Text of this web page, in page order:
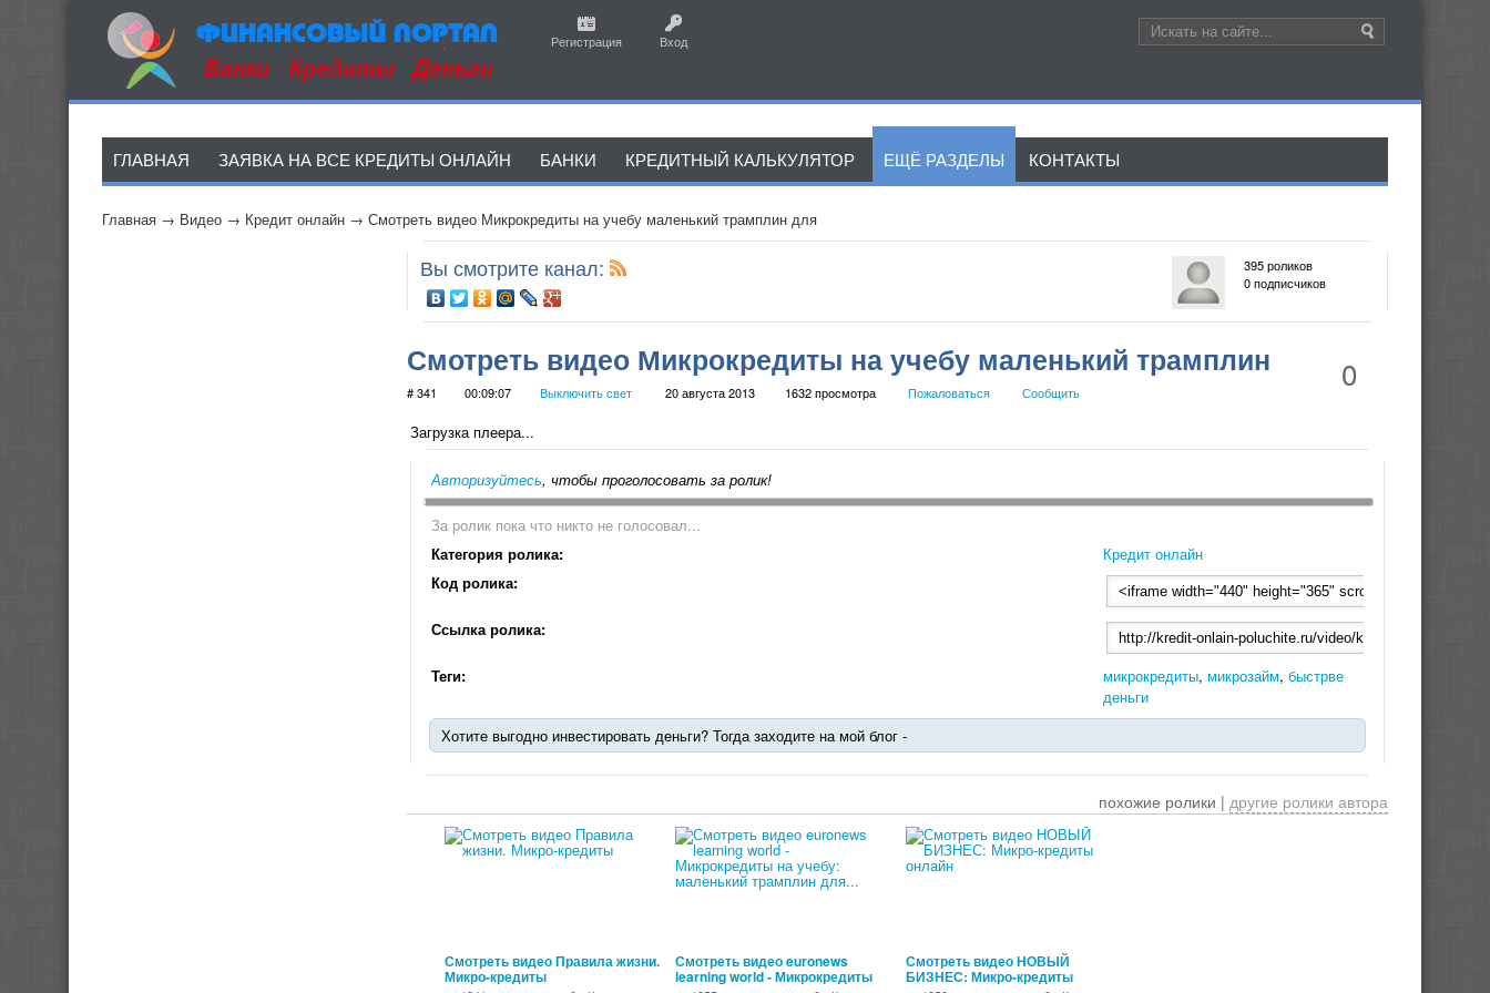
Регистрация Вход
ГЛАВНАЯ ЗАЯВКА НА ВСЕ КРЕДИТЫ ОНЛАЙН БАНКИ КРЕДИТНЫЙ КАЛЬКУЛЯТОР ЕЩЁ РАЗДЕЛЫ КОНТАКТЫ
Главная → Видео → Кредит онлайн → Смотреть видео Микрокредиты на учебу маленький трамплин для
Вы смотрите канал:
395 роликов
0 подписчиков
0
Смотреть видео Микрокредиты на учебу маленький трамплин
для
# 341 00:09:07 Выключить свет 20 августа 2013 1632 просмотра Пожаловаться Сообщить
Загрузка плеера...
Авторизуйтесь, чтобы проголосовать за ролик!
За ролик пока что никто не голосовал...
Категория ролика:
Кредит онлайн
Код ролика:
Ссылка ролика:
Теги: микрокредиты, микрозайм, быстрве
деньги
Хотите выгодно инвестировать деньги? Тогда заходите на мой блог -
похожие ролики | другие ролики автора
Смотреть видео Правила жизни.
Микро-кредиты
Смотреть видео euronews
learning world - Микрокредиты
Смотреть видео НОВЫЙ
БИЗНЕС: Микро-кредиты